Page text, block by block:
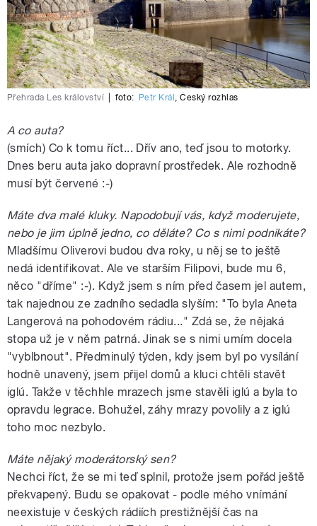
Přehrada Les království foto: Petr Král,Český rozhlas
A co auta?
(smích) Co k tomu říct... Dřív ano, teď jsou to motorky.
Dnes beru auta jako dopravní prostředek. Ale rozhodně
musí být červené :-)
Máte dva malé kluky. Napodobují vás, když moderujete,
nebo je jim úplně jedno, co děláte? Co s nimi podnikáte?
Mladšímu Oliverovi budou dva roky, u něj se to ještě
nedá identifikovat. Ale ve starším Filipovi, bude mu 6,
něco "dříme" :-). Když jsem s ním před časem jel autem,
tak najednou ze zadního sedadla slyším: "To byla Aneta
Langerová na pohodovém rádiu..." Zdá se, že nějaká
stopa už je v něm patrná. Jinak se s nimi umím docela
"vyblbnout". Předminulý týden, kdy jsem byl po vysílání
hodně unavený, jsem přijel domů a kluci chtěli stavět
iglú. Takže v těchhle mrazech jsme stavěli iglú a byla to
opravdu legrace. Bohužel, záhy mrazy povolily a z iglú
toho moc nezbylo.
Máte nějaký moderátorský sen?
Nechci říct, že se mi teď splnil, protože jsem pořád ještě
překvapený. Budu se opakovat - podle mého vnímání
neexistuje v českých rádiích prestižnější čas na